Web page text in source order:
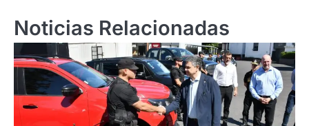
Noticias Relacionadas